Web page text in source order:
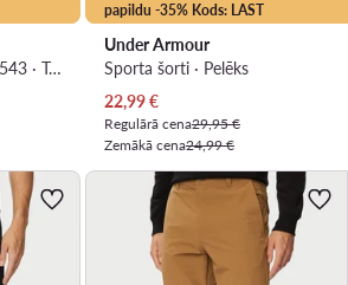
Gel-Dedicate 9 1041A543 · Tenisa apavi
papildu -35% Kods: LAST
Under Armour
Sporta šorti · Pelēks
Pašreizējā cena
22,99€
Regulārā cena29,95 €
Zemākā cena24,99 €